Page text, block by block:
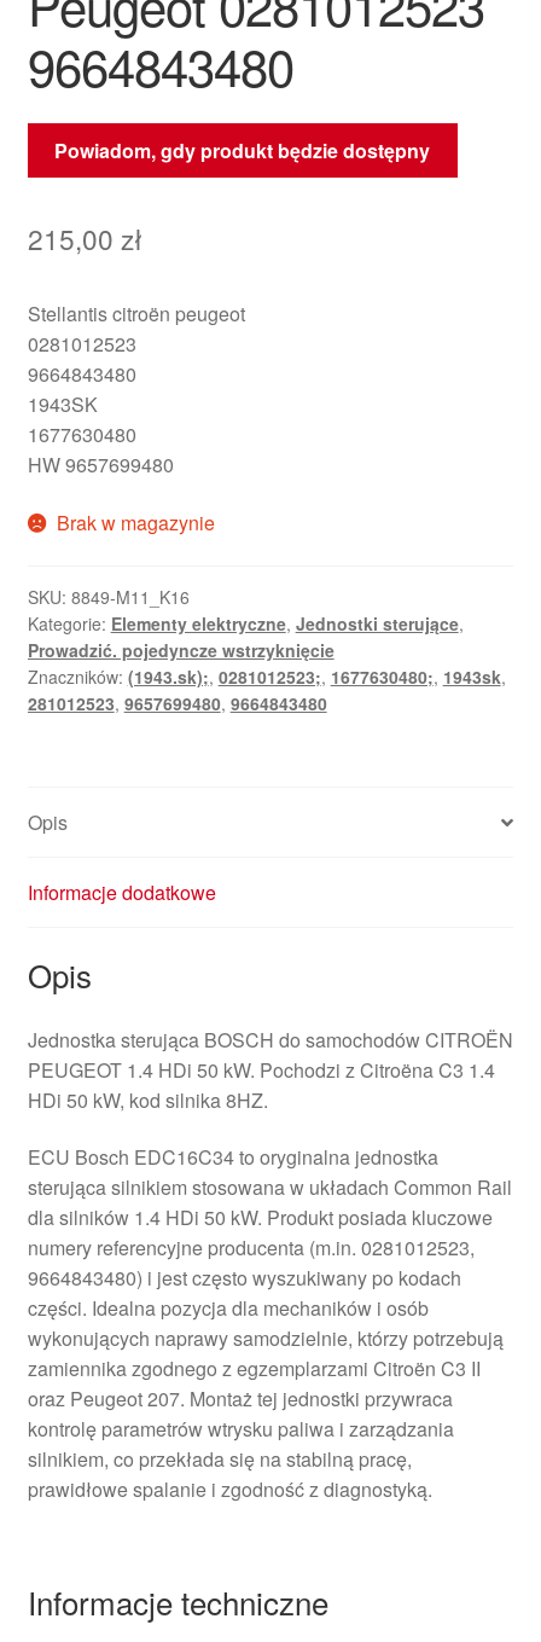
9664843480
Powiadom, gdy produkt będzie dostępny
215,00 zł
Stellantis citroën peugeot
0281012523
9664843480
1943SK
1677630480
HW 9657699480
Brak w magazynie
SKU: 8849-M11_K16
Kategorie: Elementy elektryczne, Jednostki sterujące,
Prowadzić. pojedyncze wstrzyknięcie
Znaczników: (1943.sk);, 0281012523;, 1677630480;, 1943sk,
281012523, 9657699480, 9664843480
Opis
Informacje dodatkowe
Opis
Jednostka sterująca BOSCH do samochodów CITROËN
PEUGEOT 1.4 HDi 50 kW. Pochodzi z Citroëna C3 1.4
HDi 50 kW, kod silnika 8HZ.
ECU Bosch EDC16C34 to oryginalna jednostka
sterująca silnikiem stosowana w układach Common Rail
dla silników 1.4 HDi 50 kW. Produkt posiada kluczowe
numery referencyjne producenta (m.in. 0281012523,
9664843480) i jest często wyszukiwany po kodach
części. Idealna pozycja dla mechaników i osób
wykonujących naprawy samodzielnie, którzy potrzebują
zamiennika zgodnego z egzemplarzami Citroën C3 II
oraz Peugeot 207. Montaż tej jednostki przywraca
kontrolę parametrów wtrysku paliwa i zarządzania
silnikiem, co przekłada się na stabilną pracę,
prawidłowe spalanie i zgodność z diagnostyką.
Informacje techniczne